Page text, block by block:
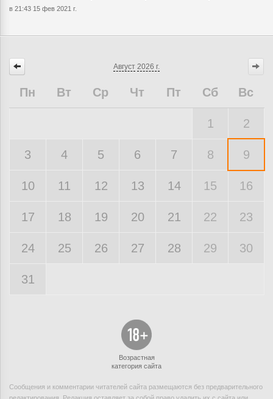
в 21:43 15 фев 2021 г.
Август 2026 г.
Пн Вт Ср Чт Пт Сб Вс
1 2
3 4 5 6 7 8 9
10 11 12 13 14 15 16
17 18 19 20 21 22 23
24 25 26 27 28 29 30
31
Возрастная
категория сайта
Сообщения и комментарии читателей сайта размещаются без предварительного